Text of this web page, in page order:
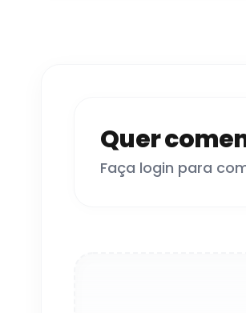
Quer
Faça login para